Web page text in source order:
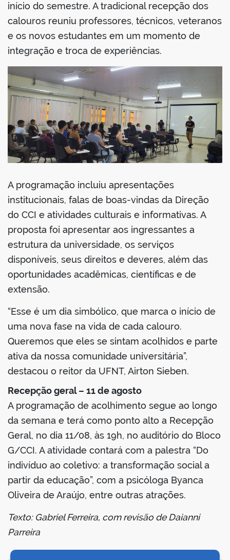
início do semestre. A tradicional recepção dos
calouros reuniu professores, técnicos, veteranos
e os novos estudantes em um momento de
integração e troca de experiências.
A programação incluiu apresentações
institucionais, falas de boas-vindas da Direção
do CCI e atividades culturais e informativas. A
proposta foi apresentar aos ingressantes a
estrutura da universidade, os serviços
disponíveis, seus direitos e deveres, além das
oportunidades acadêmicas, científicas e de
extensão.
“Esse é um dia simbólico, que marca o início de
uma nova fase na vida de cada calouro.
Queremos que eles se sintam acolhidos e parte
ativa da nossa comunidade universitária”,
destacou o reitor da UFNT, Airton Sieben.
Recepção geral – 11 de agosto
A programação de acolhimento segue ao longo
da semana e terá como ponto alto a Recepção
Geral, no dia 11/08, às 19h, no auditório do Bloco
G/CCI. A atividade contará com a palestra “Do
indivíduo ao coletivo: a transformação social a
partir da educação”, com a psicóloga Byanca
Oliveira de Araújo, entre outras atrações.
Texto: Gabriel Ferreira, com revisão de Daianni
Parreira